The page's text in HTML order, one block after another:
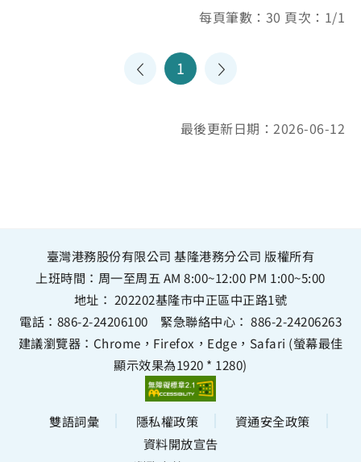
每頁筆數：30 頁次：1/1
1
最後更新日期：2026-06-12
臺灣港務股份有限公司 基隆港務分公司 版權所有
上班時間：周一至周五 AM 8:00~12:00 PM 1:00~5:00
地址： 202202基隆市中正區中正路1號
電話： 886-2-24206100 緊急聯絡中心： 886-2-24206263
建議瀏覽器：Chrome，Firefox，Edge，Safari (螢幕最佳
顯示效果為1920 * 1280)
雙語詞彙 隱私權政策
資通安全政策
資料開放宣告